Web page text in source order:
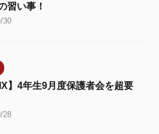
習い事！
30
】4年生9月度保護者会を超要
28